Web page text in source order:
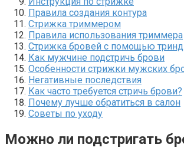
Правила создания контура
Стрижка триммером
Правила использования триммера
Стрижка бровей с помощью
Как мужчине подстричь брови
Особенности стрижки мужских
Негативные последствия
Как часто требуется стричь брови?
Почему лучше обратиться в салон
Советы по уходу
Можно ли подстригать